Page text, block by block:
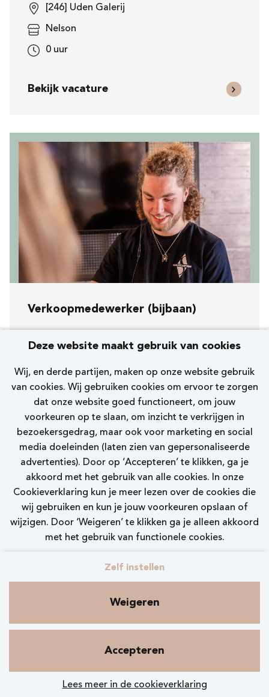
Deze website maakt gebruik van cookies
Wij, en derde partijen, maken op onze website gebruik
van cookies. Wij gebruiken cookies om ervoor te zorgen
dat onze website goed functioneert, om jouw
voorkeuren op te slaan, om inzicht te verkrijgen in
bezoekersgedrag, maar ook voor marketing en social
media doeleinden (laten zien van gepersonaliseerde
advertenties). Door op ‘Accepteren’ te klikken, ga je
akkoord met het gebruik van alle cookies. In onze
Cookieverklaring kun je meer lezen over de cookies die
wij gebruiken en kun je jouw voorkeuren opslaan of
wijzigen. Door ‘Weigeren’ te klikken ga je alleen akkoord
met het gebruik van functionele cookies.
Zelf instellen
Weigeren
Accepteren
Lees meer in de cookieverklaring
[246] Uden Galerij
Nelson
0 uur
Bekijk vacature
Verkoopmedewerker (bijbaan)
Skechers
0 - 12 uur
Bekijk vacature
Call-to-action bij meer vacatures